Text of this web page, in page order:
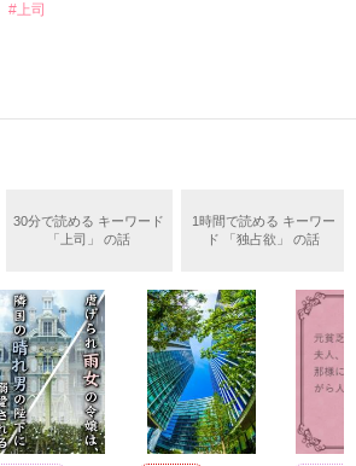
ぺい)
話の改稿版です＊
作品を読む
#上司
働いている。
垣守（26）がいるのだが、後輩の姫原由
雛子』と馬鹿にされ、一人こっそり泣い
てきて──？
雛子』🦅
雛子？！！！』🐥
が見せる素顔は、なぜか想像以上に甘く
30分で読める キーワード
「上司」 の話
1時間で読める キーワー
ド 「独占欲」 の話